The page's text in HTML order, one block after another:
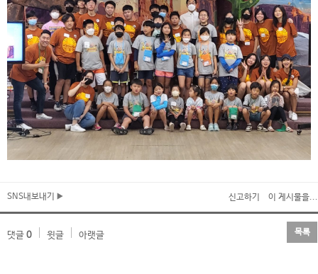
SNS내보내기 신고하기 이 게시물을...
댓글 0 윗글 아랫글 목록